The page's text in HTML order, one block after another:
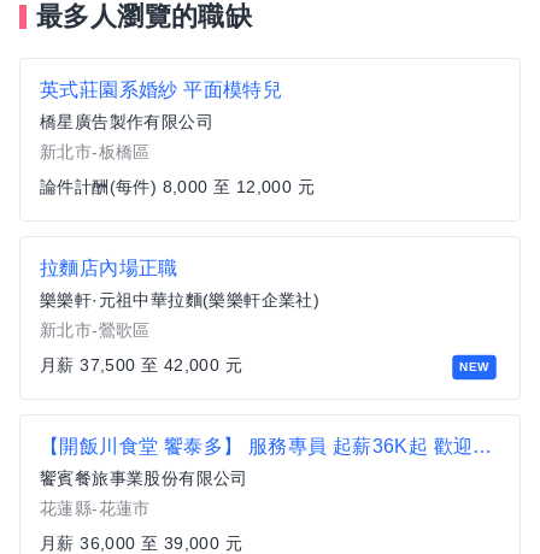
最多人瀏覽的職缺
英式莊園系婚紗 平面模特兒
橋星廣告製作有限公司
新北市-板橋區
論件計酬(每件) 8,000 至 12,000 元
NEW
拉麵店內場正職
樂樂軒·元祖中華拉麵(樂樂軒企業社)
新北市-鶯歌區
月薪 37,500 至 42,000 元
【開飯川食堂 饗泰多】 服務專員 起薪36K起 歡迎無經驗者加入【花蓮市】
饗賓餐旅事業股份有限公司
花蓮縣-花蓮市
月薪 36,000 至 39,000 元